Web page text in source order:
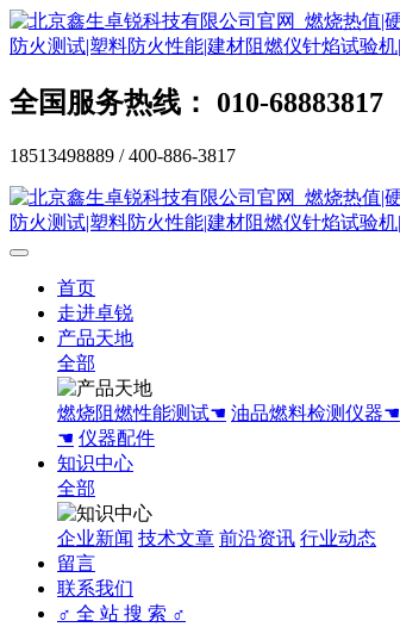
全国服务热线： 010-68883817
18513498889 / 400-886-3817
首页
走进卓锐
产品天地
全部
燃烧阻燃性能测试☚ 油品燃料检测仪器☚
☚ 仪器配件
知识中心
全部
企业新闻 技术文章 前沿资讯 行业动态
留言
联系我们
♂ 全 站 搜 索 ♂